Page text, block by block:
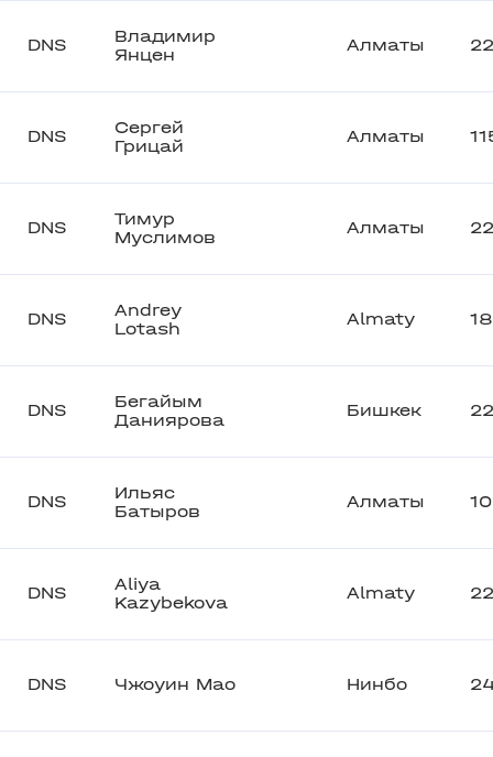
DNS
Владимир
Янцен
Алматы
DNS
Сергей
Грицай
Алматы
DNS
Тимур
Муслимов
Алматы
DNS
Andrey
Lotash
Almaty
DNS
Бегайым
Даниярова
Бишкек
DNS
Ильяс
Батыров
Алматы
DNS
Aliya
Kazybekova
Almaty
DNS Чжоуин Мао Нинбо